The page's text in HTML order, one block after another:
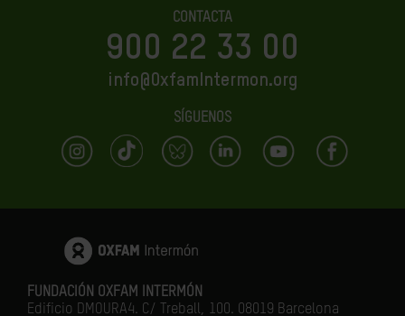
CONTACTA
900 22 33 00
info@OxfamIntermon.org
SÍGUENOS
FUNDACIÓN OXFAM INTERMÓN
Edificio DMOURA4. C/ Treball, 100. 08019 Barcelona